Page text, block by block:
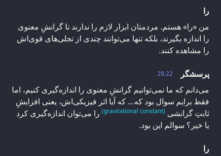
را
من «را» هستم. مردمتان ابزار لازم را ندارند تا گرانشِ معنوی
را اندازه بگیرند، بلکه تنها می‌توانند چندی از تجلی‌های قوی‌اش
را مشاهده کنند.
29.22
پرسشگر
می‌دانم که ما نمی‌توانیم گرانشِ معنوی را اندازه‌گیری کنیم، اما
فقط برایم سوال بود که… که آیا اثر فیزیکی‌اش، یعنی افزایشِ
ثابتِ گرانشی (gravitational constant)
را می‌توان اندازه‌گیری کرد
یا خیر؟ سوالم این بود.
را